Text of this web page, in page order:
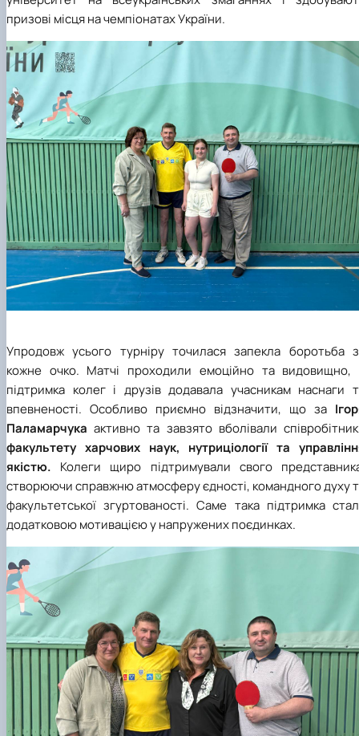
призові місця на чемпіонатах України.
Упродовж усього турніру точилася запекла боротьба
кожне очко. Матчі проходили емоційно та видовищно,
підтримка колег і друзів додавала учасникам наснаги
впевненості. Особливо приємно відзначити, що за
Паламарчука активно та завзято вболівали
факультету харчових наук, нутриціології та
якістю. Колеги щиро підтримували свого
створюючи справжню атмосферу єдності, командного духу
факультетської згуртованості. Саме така підтримка
додатковою мотивацією у напружених поєдинках.